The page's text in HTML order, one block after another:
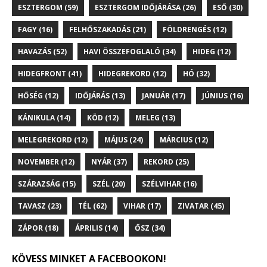
ESZTERGOM (59) ESZTERGOM IDŐJÁRÁSA(26) ESŐ (30)
FAGY (16) FELHŐSZAKADÁS (21) FÖLDRENGÉS (12)
HAVAZÁS (52) HAVI ÖSSZEFOGLALÓ (34) HIDEG (12)
HIDEGFRONT (41) HIDEGREKORD (12) HÓ (32)
HŐSÉG (12) IDŐJÁRÁS (13) JANUÁR (17) JÚNIUS (16)
KÁNIKULA(14) KÖD (12) MELEG (13)
MELEGREKORD (12) MÁJUS (24) MÁRCIUS (12)
NOVEMBER (12) NYÁR (37) REKORD (25)
SZÁRAZSÁG (15) SZÉL (20) SZÉLVIHAR (16)
TAVASZ (23) TÉL (62) VIHAR (17) ZIVATAR (45)
ZÁPOR (18) ÁPRILIS (14) ŐSZ (34)
KÖVESS MINKET A FACEBOOKON!